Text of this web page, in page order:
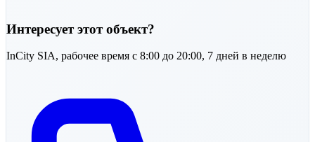
Интересует этот объект?
InCity SIA, рабочее время с 8:00 до 20:00, 7 дней в неделю